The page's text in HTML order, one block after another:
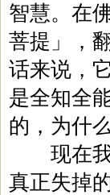
智慧。在
菩提」，
话来说，
是全知全
的，为什
现在我
真正失掉